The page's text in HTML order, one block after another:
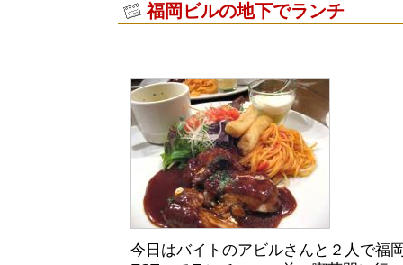
福岡ビルの地下でランチ
今日はバイトのアビルさんと２人で福